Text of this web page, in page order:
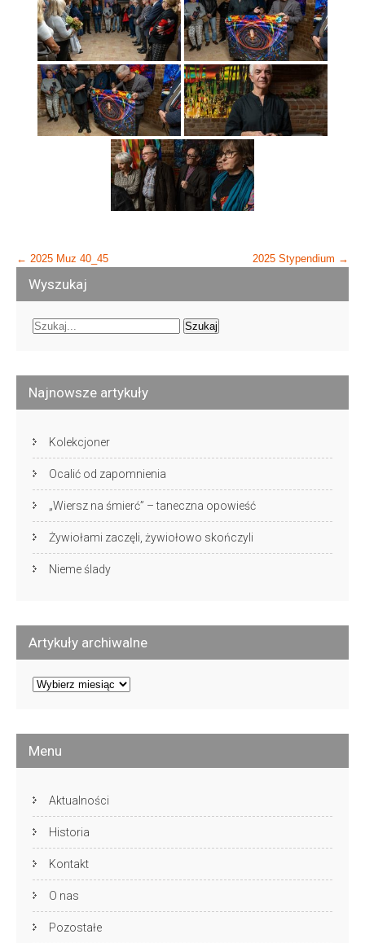
Post
navigation
← 2025 Muz 40_45 2025 Stypendium →
Wyszukaj
Najnowsze artykuły
Kolekcjoner
Ocalić od zapomnienia
„Wiersz na śmierć” – taneczna opowieść
Żywiołami zaczęli, żywiołowo skończyli
Nieme ślady
Artykuły archiwalne
Artykuły
Menu
Aktualności
Historia
Kontakt
O nas
Pozostałe